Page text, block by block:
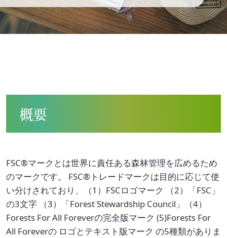
循環型事業創出プログラム
ビジョン・戦略・計画策定支援
カーボンニュートラル
ネイチャーポジティブ
循環資源（サーキュラーマテリアル）製造
TOP
スマートファクトリーZEROⅠ
ゼロワン
概要
FSC®マークとは世界に責任ある森林管理を広めるため
のマークです。 FSC®トレードマークは目的に応じて使
い分けされており、（1）FSCロゴマーク （2）「FSC」
の3文字 （3）「Forest Stewardship Council」（4）
Forests For All Foreverの完全版マーク (5)Forests For
All Foreverの ロゴとテキスト版マーク の5種類がありま